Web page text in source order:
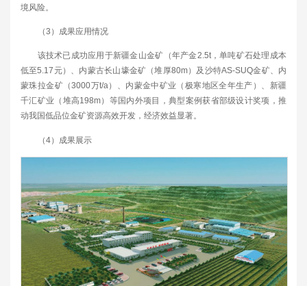
境风险。
（3）成果应用情况
该技术已成功应用于新疆金山金矿（年产金2.5t，单吨矿石处理成本
低至5.17元）、内蒙古长山壕金矿（堆厚80m）及沙特AS-SUQ金矿、内
蒙珠拉金矿（3000万t/a）、内蒙金中矿业（极寒地区全年生产）、新疆
千汇矿业（堆高198m）等国内外项目，典型案例获省部级设计奖项，推
动我国低品位金矿资源高效开发，经济效益显著。
（4）成果展示